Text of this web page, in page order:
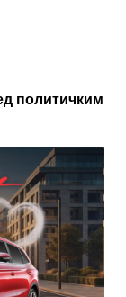
политичким